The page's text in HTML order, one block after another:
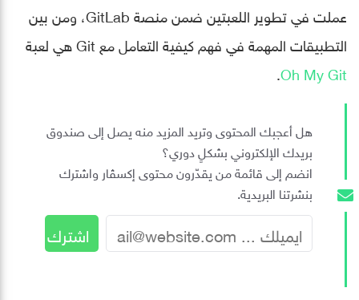
عملت في تطوير اللعبتين ضمن منصة GitLab، ومن بين
التطبيقات المهمة في فهم كيفية التعامل مع Git هي لعبة
Oh My Git
.
هل أعجبك المحتوى وتريد المزيد منه يصل إلى صندوق
بريدك الإلكتروني بشكلٍ دوري؟
انضم إلى قائمة من يقدّرون محتوى إكسڤار واشترك
بنشرتنا البريدية.